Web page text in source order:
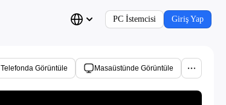
PC İstemcisi Giriş Yap
Telefonda Görüntüle Masaüstünde Görüntüle